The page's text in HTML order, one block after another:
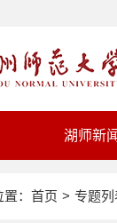
湖师新闻
： 首页 > 专题列